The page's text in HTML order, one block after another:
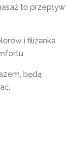
to przepływ
i filiżanka
będą